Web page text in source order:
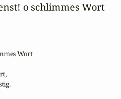
o schlimmes Wort
Wort